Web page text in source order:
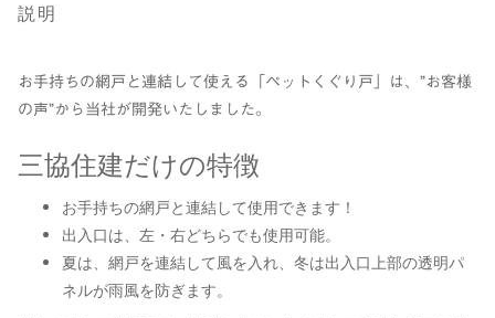
説明
お手持ちの網戸と連結して使える「ペットくぐり戸」は、”お客様
の声”から当社が開発いたしました。
三協住建だけの特徴
お手持ちの網戸と連結して使用できます！
出入口は、左・右どちらでも使用可能。
夏は、網戸を連結して風を入れ、冬は出入口上部の透明パ
ネルが雨風を防ぎます。